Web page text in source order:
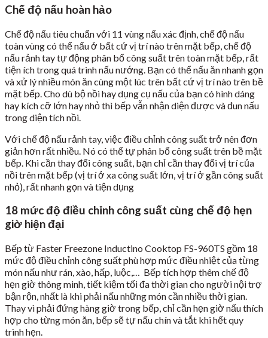
Chế độ nấu hoàn hảo
Chế độ nấu tiêu chuẩn với 11 vùng nấu xác định, chế độ nấu
toàn vùng có thể nấu ở bất cứ vị trí nào trên mặt bếp, chế độ
nấu rảnh tay tự động phân bổ công suất trên toàn mặt bếp, rất
tiện ích trong quá trình nấu nướng. Bạn có thể nấu ăn nhanh gọn
và xử lý nhiều món ăn cùng một lúc trên bất cứ vị trí nào trên bề
mặt bếp. Cho dù bộ nồi hay dụng cụ nấu của bạn có hình dáng
hay kích cỡ lớn hay nhỏ thì bếp vẫn nhận diện được và đun nấu
trong diện tích nồi.
Với chế độ nấu rảnh tay, việc điều chỉnh công suất trở nên đơn
giản hơn rất nhiều. Nó có thể tự phân bổ công suất trên bề mặt
bếp. Khi cần thay đổi công suất, bạn chỉ cần thay đổi vị trí của
nồi trên mặt bếp (vị trí ở xa công suất lớn, vị trí ở gần công suất
nhỏ), rất nhanh gọn và tiện dụng
18 mức độ điều chỉnh công suất cùng chế độ hẹn
giờ hiện đại
Bếp từ Faster Freezone Inductino Cooktop FS-960TS gồm 18
mức độ điều chỉnh công suất phù hợp mức điều nhiệt của từng
món nấu như rán, xào, hấp, luộc,… Bếp tích hợp thêm chế độ
hẹn giờ thông minh, tiết kiệm tối đa thời gian cho người nội trợ
bận rộn, nhất là khi phải nấu những món cần nhiều thời gian.
Thay vì phải đứng hàng giờ trong bếp, chỉ cần hẹn giờ nấu thích
hợp cho từng món ăn, bếp sẽ tự nấu chín và tắt khi hết quy
trình hẹn.